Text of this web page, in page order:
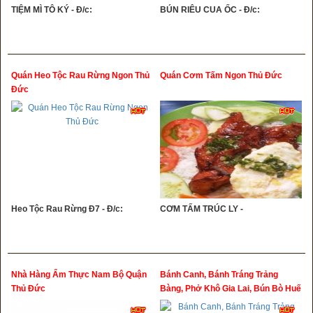
TIỆM MÌ TÔ KÝ - Đ/c: BÚN RIÊU CUA ỐC - Đ/c:
Quán Heo Tộc Rau Rừng Ngon Thủ
Đức
Heo Tộc Rau Rừng Đ7 - Đ/c:
Quán Cơm Tấm Ngon Thủ Đức
CƠM TẤM TRÚC LY -
Nhà Hàng Ẩm Thực Nam Bộ Quận
Thủ Đức
Bánh Canh, Bánh Tráng Trảng
Bàng, Phở Khô Gia Lai, Bún Bò Huế
Trung Tâm Thủ Đức